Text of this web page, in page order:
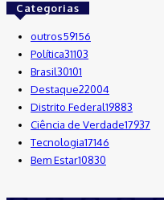
Categorias
outros59156
Política31103
Brasil30101
Destaque22004
Distrito Federal19883
Ciência de Verdade17937
Tecnologia17146
Bem Estar10830